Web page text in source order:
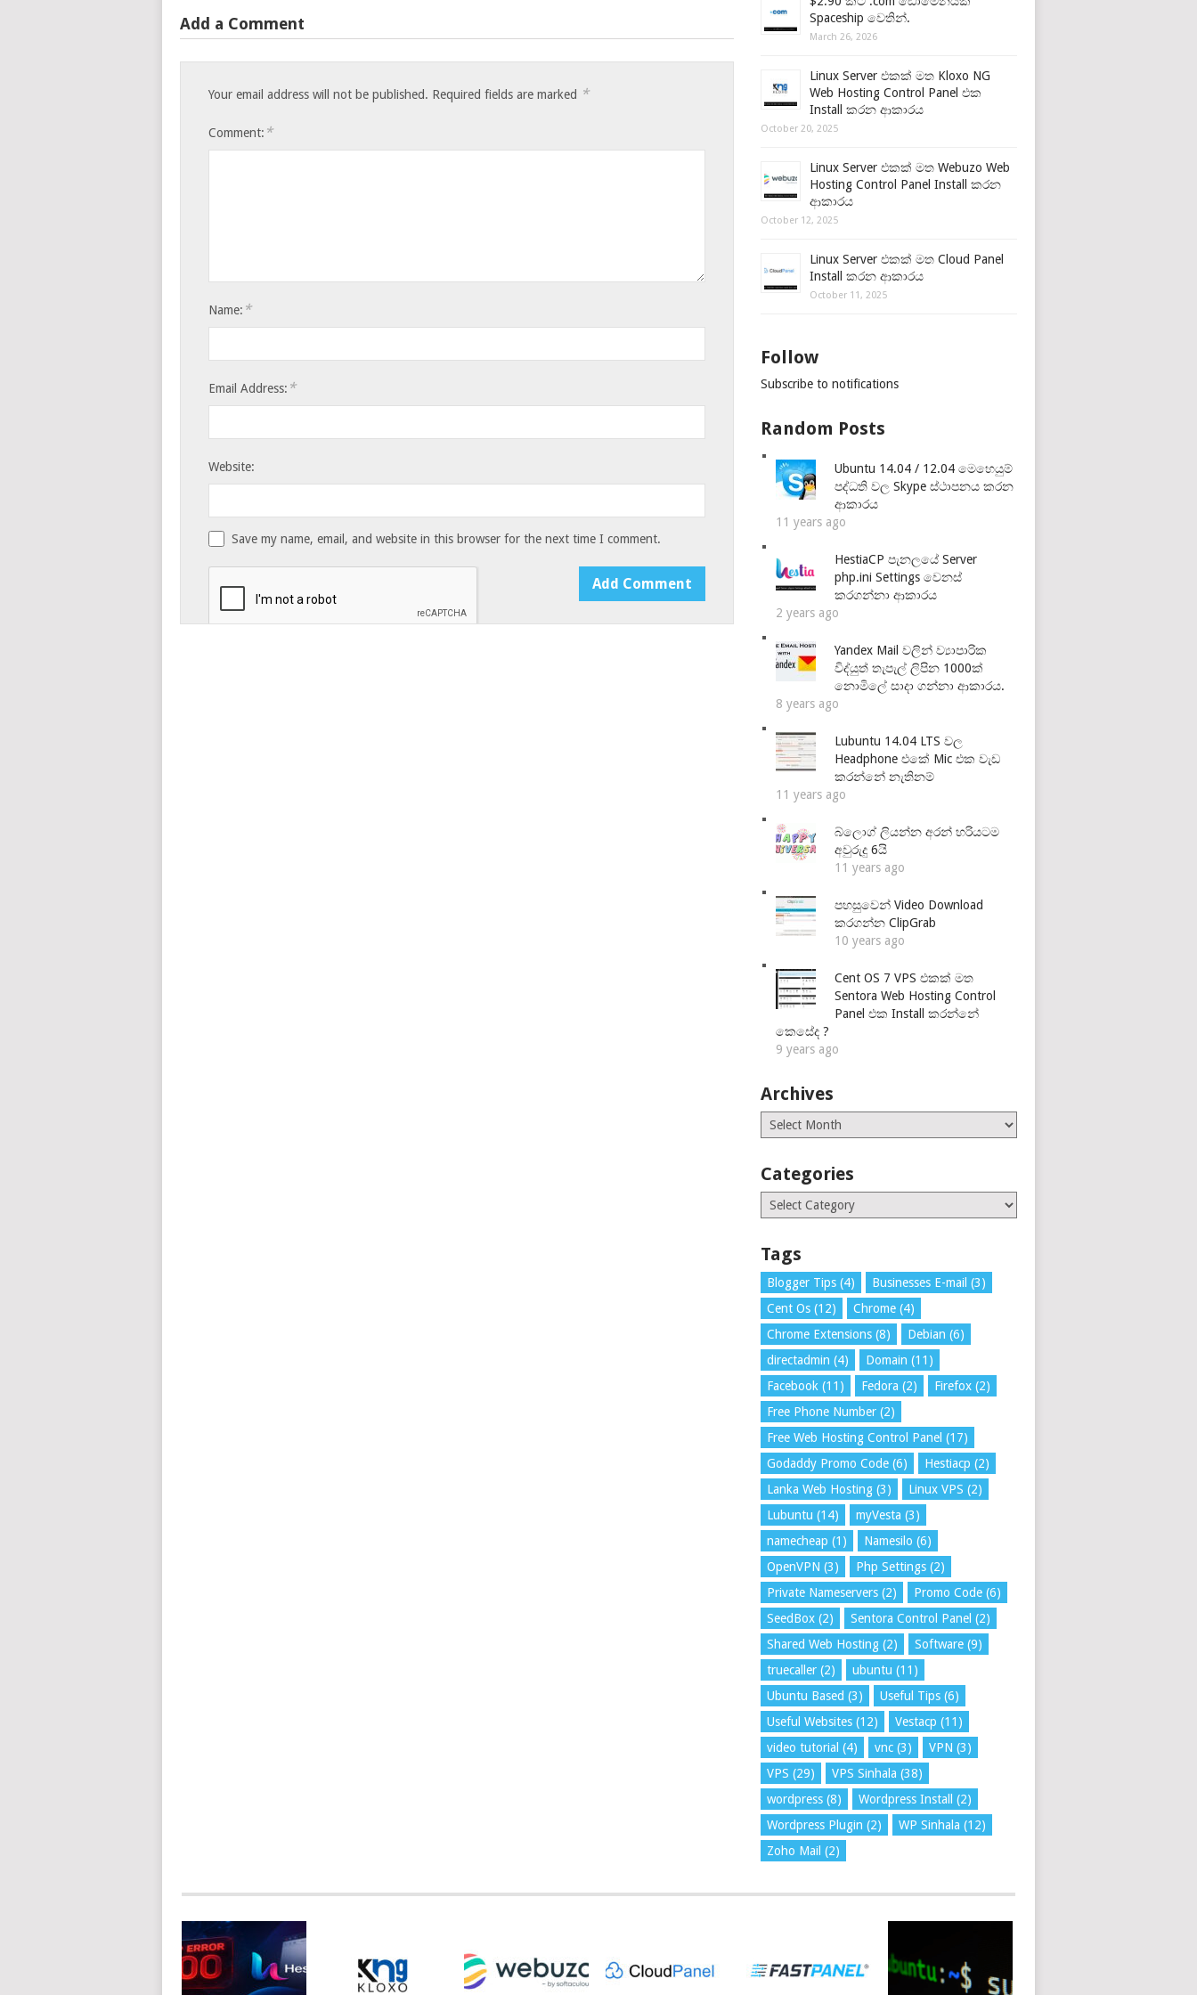
Add a Comment
Your email address will not be published. Required fields are marked *
Comment: *
Name: *
Email Address: *
Website:
Save my name, email, and website in this browser for the next time I comment.
Spaceship වෙතින්.
March 26, 2026
Linux Server එකක් මත Kloxo NG
Web Hosting Control Panel එක
Install කරන ආකාරය
October 20, 2025
Linux Server එකක් මත Webuzo Web
Hosting Control Panel Install කරන
ආකාරය
October 12, 2025
Linux Server එකක් මත Cloud Panel
Install කරන ආකාරය
October 11, 2025
Follow
Subscribe to notifications
Random Posts
Ubuntu 14.04 / 12.04 මෙහෙයුම්
පද්ධති වල Skype ස්ථාපනය කරන
ආකාරය
11 years ago
HestiaCP පැනලයේ Server
php.ini Settings වෙනස්
කරගන්නා ආකාරය
2 years ago
Yandex Mail වලින් ව්‍යාපාරික
විද්යුත් තැපැල් ලිපින 1000ක්
නොමිලේ සාදා ගන්නා ආකාරය.
8 years ago
Lubuntu 14.04 LTS වල
Headphone එකේ Mic එක වැඩ
කරන්නේ නැතිනම්
11 years ago
බ්ලොග් ලියන්න අරන් හරියටම
අවුරුදු 6යි
11 years ago
පහසුවෙන් Video Download
කරගන්න ClipGrab
10 years ago
Cent OS 7 VPS එකක් මත
Sentora Web Hosting Control
Panel එක Install කරන්නේ
කෙසේද ?
9 years ago
Archives
Archives
Categories
Categories
Tags
Blogger Tips (4) Businesses E-mail (3)
Cent Os (12) Chrome (4)
Chrome Extensions (8) Debian (6)
directadmin (4) Domain (11)
Facebook (11) Fedora (2) Firefox (2)
Free Phone Number (2)
Free Web Hosting Control Panel (17)
Godaddy Promo Code (6) Hestiacp (2)
Lanka Web Hosting (3) Linux VPS (2)
Lubuntu (14) myVesta (3)
namecheap (1) Namesilo (6)
OpenVPN (3) Php Settings (2)
Private Nameservers (2) Promo Code (6)
SeedBox (2) Sentora Control Panel (2)
Shared Web Hosting (2) Software (9)
truecaller (2) ubuntu (11)
Ubuntu Based (3) Useful Tips (6)
Useful Websites (12) Vestacp (11)
video tutorial (4) vnc (3) VPN (3)
VPS (29) VPS Sinhala (38)
wordpress (8) Wordpress Install
(2)
Wordpress Plugin (2) WP Sinhala (12)
Zoho Mail (2)